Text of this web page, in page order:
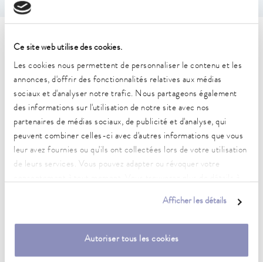
Ce site web utilise des cookies.
Les cookies nous permettent de personnaliser le contenu et les
annonces, d'offrir des fonctionnalités relatives aux médias
sociaux et d'analyser notre trafic. Nous partageons également
des informations sur l'utilisation de notre site avec nos
partenaires de médias sociaux, de publicité et d'analyse, qui
peuvent combiner celles-ci avec d'autres informations que vous
leur avez fournies ou qu'ils ont collectées lors de votre utilisation
de leurs services. Vous pouvez adapter ou révoquer votre
Afficher les détails
Autoriser tous les cookies
Caractéristiques techniques
(selon DIN 12876)
Plage de température de fonctionnement
-20 ... 200 °C
Plage de température ambiante
5 ... 40 °C
Constance de la température
Puissance absorbée max.